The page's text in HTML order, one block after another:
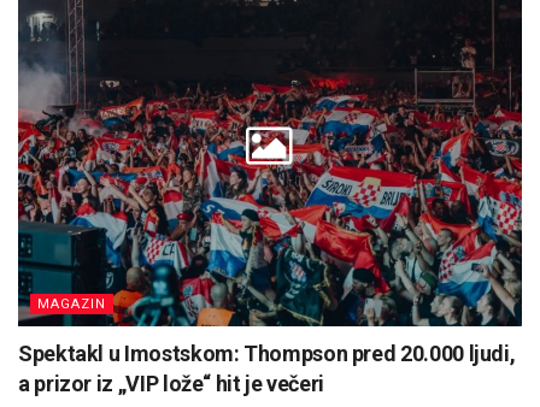
MAGAZIN
Spektakl u Imostskom: Thompson pred 20.000 ljudi,
a prizor iz „VIP lože“ hit je večeri